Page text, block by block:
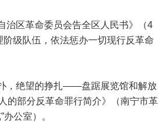
治区革命委员会告全区人民书》（4
级队伍，依法惩办一切现行反革命
，绝望的挣扎——盘踞展览馆和解放
的部分反革命罪行简介》（南宁市革
公室）。